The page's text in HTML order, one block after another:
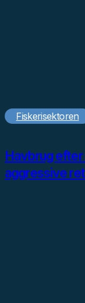
Fiskerisektoren
Havbrug
aggressive